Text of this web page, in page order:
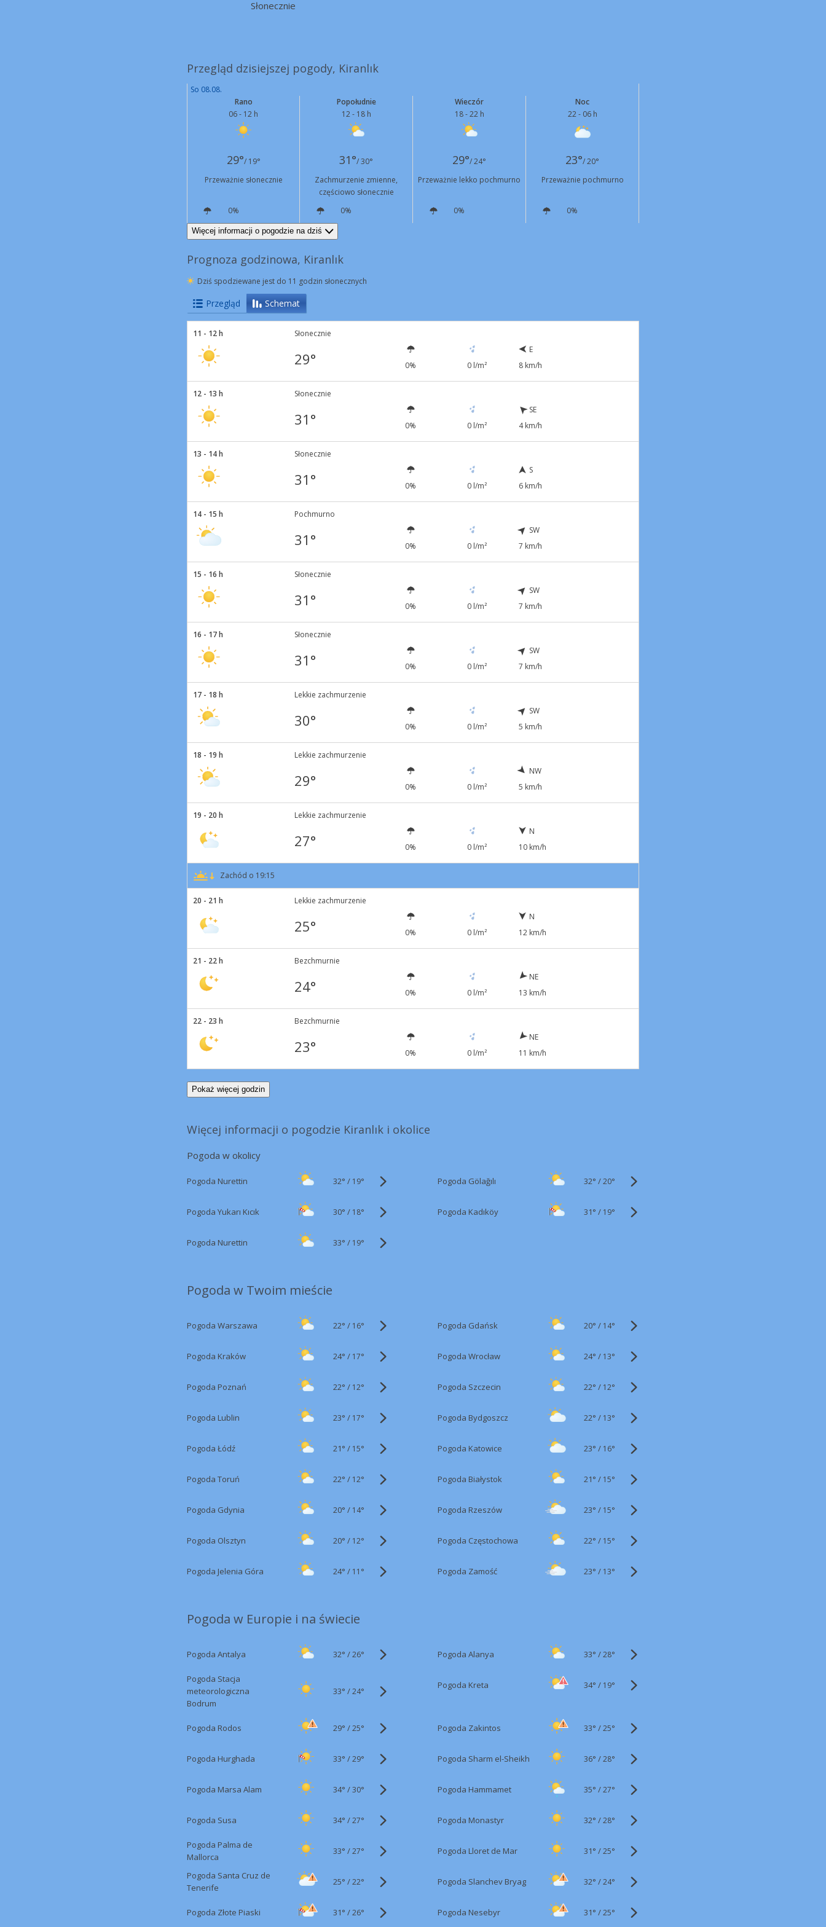
Słonecznie
Przegląd dzisiejszej pogody, Kiranlık
So 08.08.
Rano
06 - 12 h
Popołudnie
12 - 18 h
Wieczór
18 - 22 h
Noc
22 - 06 h
29°/ 19° 31°/ 30° 29°/ 24° 23°/ 20°
Przeważnie słonecznie
Zachmurzenie zmienne,
częściowo słonecznie
Przeważnie lekko pochmurno Przeważnie pochmurno
0% 0% 0%
0%
NE
11 km/h
Więcej informacji o pogodzie na dziś
Prognoza godzinowa, Kiranlık
Dziś spodziewane jest do 11 godzin słonecznych
Przegląd Schemat
11 - 12 h Słonecznie
29° 0% 0 l/m²
E
8 km/h
12 - 13 h Słonecznie
31° 0% 0 l/m²
SE
4 km/h
13 - 14 h Słonecznie
31° 0% 0 l/m²
S
6 km/h
14 - 15 h Pochmurno
31° 0% 0 l/m²
SW
7 km/h
15 - 16 h Słonecznie
31° 0% 0 l/m²
SW
7 km/h
16 - 17 h Słonecznie
31° 0% 0 l/m²
SW
7 km/h
17 - 18 h Lekkie zachmurzenie
30° 0% 0 l/m²
SW
5 km/h
18 - 19 h Lekkie zachmurzenie
29° 0% 0 l/m²
NW
5 km/h
19 - 20 h Lekkie zachmurzenie
27° 0% 0 l/m²
N
10 km/h
Zachód o 19:15
20 - 21 h Lekkie zachmurzenie
25° 0% 0 l/m²
N
12 km/h
21 - 22 h Bezchmurnie
24° 0% 0 l/m²
NE
13 km/h
22 - 23 h Bezchmurnie
23° 0% 0 l/m²
NE
11 km/h
Pokaż więcej godzin
Więcej informacji o pogodzie Kiranlık i okolice
Pogoda w okolicy
Pogoda Nurettin 32° / 19° Pogoda Gölağılı 32° /20°
Pogoda Yukarı Kıcık 30° / 18° Pogoda Kadıköy 31° / 19°
Pogoda Nurettin 33° / 19°
Pogoda w Twoim mieście
Pogoda Warszawa 22° / 16° Pogoda Gdańsk 20° / 14°
Pogoda Kraków 24° / 17° Pogoda Wrocław 24° / 13°
Pogoda Poznań 22° / 12° Pogoda Szczecin 22° / 12°
Pogoda Lublin 23° / 17° Pogoda Bydgoszcz 22° / 13°
Pogoda Łódź 21° / 15° Pogoda Katowice 23° / 16°
Pogoda Toruń 22° / 12° Pogoda Białystok 21° / 15°
Pogoda Gdynia 20° / 14° Pogoda Rzeszów 23° / 15°
Pogoda Olsztyn 20° / 12° Pogoda Częstochowa 22° / 15°
Pogoda Jelenia Góra 24° / 11° Pogoda Zamość 23° / 13°
Pogoda w Europie i na świecie
Pogoda Antalya 32° /26° Pogoda Alanya 33° /28°
Pogoda Stacja
meteorologiczna
Bodrum
33° /24°
Pogoda Kreta 34° / 19°
Pogoda Rodos 29° /25° Pogoda Zakintos 33° /25°
Pogoda Hurghada 33° /29° Pogoda Sharm el-Sheikh 36° /28°
Pogoda Marsa Alam 34° /30° Pogoda Hammamet 35° /27°
Pogoda Susa 34° /27° Pogoda Monastyr 32° /28°
Pogoda Palma de
Mallorca
33° /27° Pogoda Lloret de Mar 31° /25°
Pogoda Santa Cruz de
Tenerife
25° /22° Pogoda Slanchev Bryag 32° /24°
Pogoda Złote Piaski 31° /26° Pogoda Nesebyr 31° /25°